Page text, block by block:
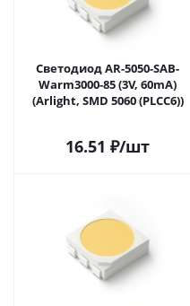
Светодиод AR-5050-SAB-
Warm3000-85 (3V, 60mA)
(Arlight, SMD 5060 (PLCC6))
16.51 ₽/шт